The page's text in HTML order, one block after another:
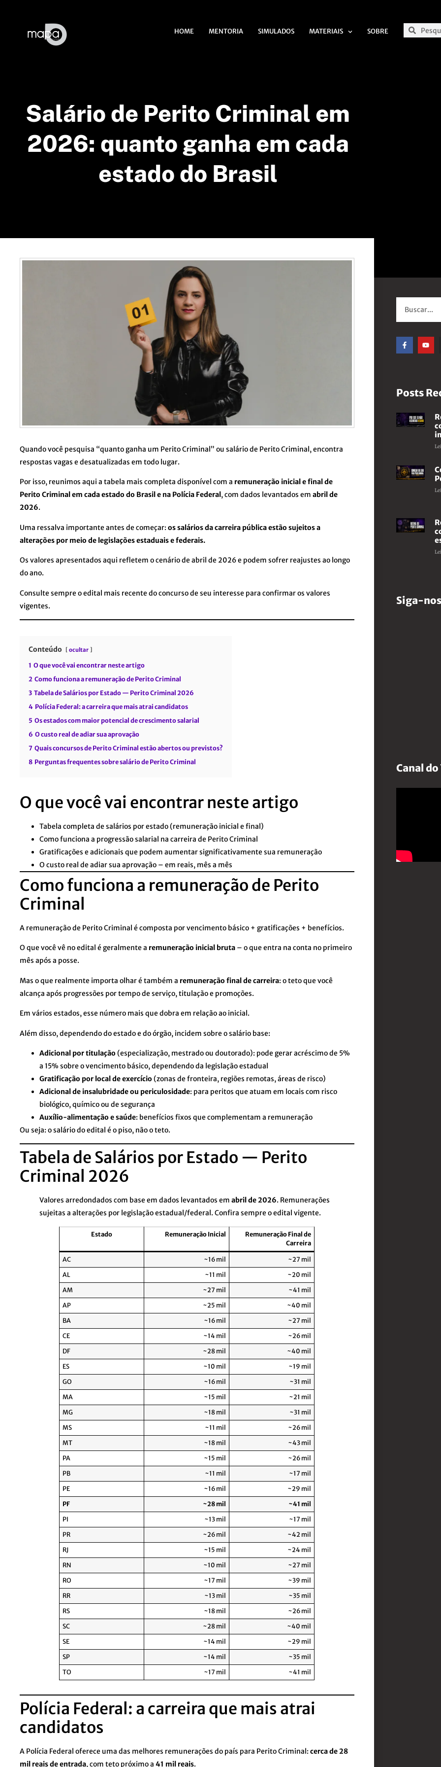
HOME MENTORIA SIMULADOS MATERIAIS SOBRE
Salário de Perito Criminal em
2026: quanto ganha em cada
estado do Brasil
Quando você pesquisa “quanto ganha um Perito Criminal” ou salário de Perito Criminal, encontra
respostas vagas e desatualizadas em todo lugar.
Por isso, reunimos aqui a tabela mais completa disponível com a remuneração inicial e final de
Perito Criminal em cada estado do Brasil e na Polícia Federal , com dados levantados em abril de
2026.
Uma ressalva importante antes de começar: os salários da carreira pública estão sujeitos a
alterações por meio de legislações estaduais e federais.
Os valores apresentados aqui refletem o cenário de abril de 2026 e podem sofrer reajustes ao longo
do ano.
Consulte sempre o edital mais recente do concurso de seu interesse para confirmar os valores
vigentes.
Conteúdo ocultar
1 O que você vai encontrar neste artigo
2 Como funciona a remuneração de Perito Criminal
3 Tabela de Salários por Estado — Perito Criminal 2026
4 Polícia Federal: a carreira que mais atrai candidatos
5 Os estados com maior potencial de crescimento salarial
6 O custo real de adiar sua aprovação
7 Quais concursos de Perito Criminal estão abertos ou previstos?
8 Perguntas frequentes sobre salário de Perito Criminal
O que você vai encontrar neste artigo
Tabela completa de salários por estado (remuneração inicial e final)
Como funciona a progressão salarial na carreira de Perito Criminal
Gratificações e adicionais que podem aumentar significativamente sua remuneração
O custo real de adiar sua aprovação – em reais, mês a mês
Como funciona a remuneração de Perito
Criminal
A remuneração de Perito Criminal é composta por vencimento básico + gratificações + benefícios.
O que você vê no edital é geralmente a remuneração inicial bruta – o que entra na conta no primeiro
mês após a posse.
Mas o que realmente importa olhar é também a remuneração final de carreira: o teto que você
alcança após progressões por tempo de serviço, titulação e promoções.
Em vários estados, esse número mais que dobra em relação ao inicial.
Além disso, dependendo do estado e do órgão, incidem sobre o salário base:
Adicional por titulação (especialização, mestrado ou doutorado): pode gerar acréscimo de 5%
a 15% sobre o vencimento básico, dependendo da legislação estadual
Gratificação por local de exercício (zonas de fronteira, regiões remotas, áreas de risco)
Adicional de insalubridade ou periculosidade: para peritos que atuam em locais com risco
biológico, químico ou de segurança
Auxílio-alimentação e saúde: benefícios fixos que complementam a remuneração
Ou seja: o salário do edital é o piso, não o teto.
Tabela de Salários por Estado — Perito
Criminal 2026
Valores arredondados com base em dados levantados em abril de 2026. Remunerações
sujeitas a alterações por legislação estadual/federal. Confira sempre o edital vigente.
Estado Remuneração Inicial
Remuneração Final de
Carreira
AC ~16 mil ~27 mil
AL ~11 mil ~20 mil
AM ~27 mil ~41 mil
AP ~25 mil ~40 mil
BA ~16 mil ~27 mil
CE ~14 mil ~26 mil
DF ~28 mil ~40 mil
ES ~10 mil ~19 mil
GO ~16 mil ~31 mil
MA ~15 mil ~21 mil
MG ~18 mil ~31 mil
MS ~11 mil ~26 mil
MT ~18 mil ~43 mil
PA ~15 mil ~26 mil
PB ~11 mil ~17 mil
PE ~16 mil ~29 mil
PF ~28 mil ~41 mil
PI ~13 mil ~17 mil
PR ~26 mil ~42 mil
RJ ~15 mil ~24 mil
RN ~10 mil ~27 mil
RO ~17 mil ~39 mil
RR ~13 mil ~35 mil
RS ~18 mil ~26 mil
SC ~28 mil ~40 mil
SE ~14 mil ~29 mil
SP ~14 mil ~35 mil
TO ~17 mil ~41 mil
Polícia Federal: a carreira que mais atrai
candidatos
A Polícia Federal oferece uma das melhores remunerações do país para Perito Criminal: cerca de 28
mil reais de entrada, com teto próximo a 41 mil reais.
Posts
Siga-
Canal do